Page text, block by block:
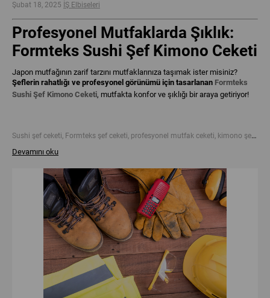
Şubat 18, 2025 İŞ Elbiseleri
Profesyonel Mutfaklarda Şıklık:
Formteks Sushi Şef Kimono Ceketi
Japon mutfağının zarif tarzını mutfaklarınıza taşımak ister misiniz?
Şeflerin rahatlığı ve profesyonel görünümü için tasarlanan Formteks
Sushi Şef Kimono Ceketi, mutfakta konfor ve şıklığı bir araya getiriyor!
Sushi şef ceketi, Formteks şef ceketi, profesyonel mutfak ceketi, kimono şef ceketi, sushi restoran ceketi, şef kıyafetleri, mutfak kıyafetleri, restoran kıyafeti, aşçı ceketi, Japon mutfak şef ceketi, şık mutfak ceketi, sushi bar kıyafeti
Devamını oku